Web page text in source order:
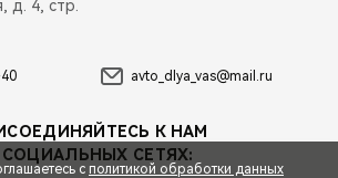
д. 4, стр.
avto_dlya_vas@mail.ru
К НАМ
СОЦИАЛЬНЫХ СЕТЯХ:
с политикой обработки данных